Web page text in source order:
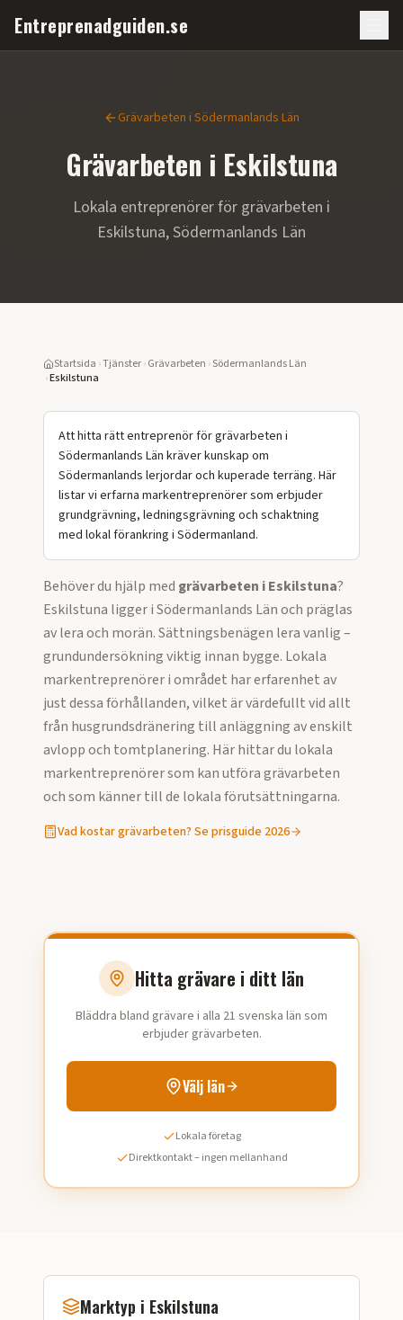
Entreprenadguiden.se
Grävarbeten i Södermanlands Län
Grävarbeten i Eskilstuna
Lokala entreprenörer för grävarbeten i
Eskilstuna,Södermanlands Län
Startsida ›Tjänster›Grävarbeten ›Södermanlands Län
›Eskilstuna
Att hitta rätt entreprenör för grävarbeten i
Södermanlands Län kräver kunskap om
Södermanlands lerjordar och kuperade terräng. Här
listar vi erfarna markentreprenörer som erbjuder
grundgrävning, ledningsgrävning och schaktning
med lokal förankring i Södermanland.
Behöver du hjälp med grävarbeten iEskilstuna?
Eskilstuna ligger i Södermanlands Län och präglas
av lera och morän. Sättningsbenägen lera vanlig –
grundundersökning viktig innan bygge. Lokala
markentreprenörer i området har erfarenhet av
just dessa förhållanden, vilket är värdefullt vid allt
från husgrundsdränering till anläggning av enskilt
avlopp och tomtplanering. Här hittar du lokala
markentreprenörer som kan utföragrävarbeten
och som känner till de lokala förutsättningarna.
Vad kostargrävarbeten? Se prisguide 2026
Hitta grävare i ditt län
Bläddra bland grävare i alla 21 svenska län som
erbjuder grävarbeten.
Välj län
Lokala företag
Direktkontakt – ingen mellanhand
Marktyp i Eskilstuna